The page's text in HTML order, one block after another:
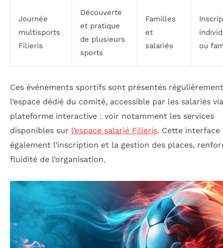
Journée
multisports
Filieris
Découverte
et pratique
de plusieurs
sports
Familles
et
salariés
ou
Ces événements sportifs sont présentés
l’espace dédié du comité, accessible par les salariés
plateforme interactive : voir notamment les services
disponibles sur l’espace salarié Filieris. Cette
également l’inscription et la gestion des places,
fluidité de l’organisation.